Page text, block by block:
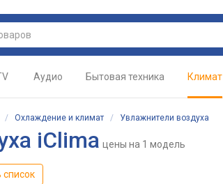
Аудио Бытовая техника Климат
/ Охлаждение и климат / Увлажнители воздуха
iClima цены на 1 модель
список